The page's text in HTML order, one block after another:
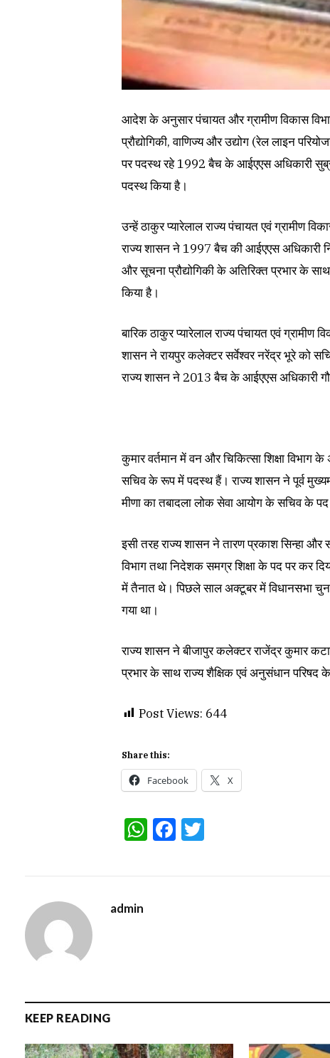
आदेश के अनुसार पंचायत और ग्रामीण विकास
प्रौद्योगिकी, वाणिज्य और उद्योग (रेल लाइन
पर पदस्थ रहे 1992 बैच के आईएएस अधिकारी
पदस्थ किया है।
उन्हें ठाकुर प्यारेलाल राज्य पंचायत एवं ग्रामीण
राज्य शासन ने 1997 बैच की आईएएस अधिकारी
और सूचना प्रौद्योगिकी के अतिरिक्त प्रभार के
किया है।
बारिक ठाकुर प्यारेलाल राज्य पंचायत एवं
शासन ने रायपुर कलेक्टर सर्वेश्वर नरेंद्र भूरे को
राज्य शासन ने 2013 बैच के आईएएस अधिकारी
कुमार वर्तमान में वन और चिकित्सा शिक्षा
सचिव के रूप में पदस्थ हैं। राज्य शासन ने पूर्व
मीणा का तबादला लोक सेवा आयोग के सचिव के पद
इसी तरह राज्य शासन ने तारण प्रकाश सिन्हा
विभाग तथा निदेशक समग्र शिक्षा के पद पर कर
में तैनात थे। पिछले साल अक्टूबर में विधानसभा
गया था।
राज्य शासन ने बीजापुर कलेक्टर राजेंद्र कुमार
प्रभार के साथ राज्य शैक्षिक एवं अनुसंधान
Post Views: 644
Share this:
Facebook X
WhatsApp
Facebook
admin
KEEP READING